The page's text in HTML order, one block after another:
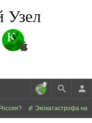
Узел
Экокатастрофа на